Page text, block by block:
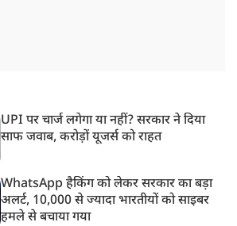
UPI पर चार्ज लगेगा या नहीं? सरकार ने दिया
साफ जवाब, करोड़ों यूजर्स को राहत
WhatsApp हैकिंग को लेकर सरकार का बड़ा
अलर्ट, 10,000 से ज्यादा भारतीयों को साइबर
हमले से बचाया गया